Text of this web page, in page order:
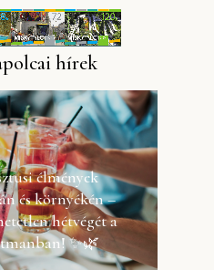
hírek
élmények
és környékén –
hétvégét a
✨🌿